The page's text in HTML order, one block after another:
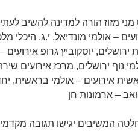
מזוז הורה למדינה להשיב
– אולמי מונדיאל, י.ג. היכלי
ירושלים, יוסקוביץ גרופ
נוף ירושלים, מרכז אירועים
אירועים – אולמי בראשית,
– ארמונות חן
המשיבים יגישו תגובה